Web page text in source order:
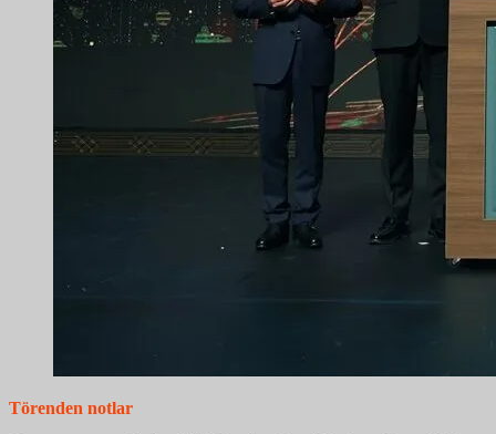
Törenden notlar